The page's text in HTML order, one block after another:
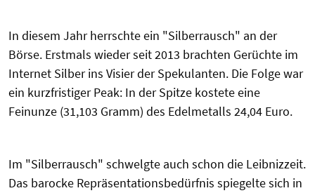
In diesem Jahr herrschte ein "Silberrausch" an der
Börse. Erstmals wieder seit 2013 brachten Gerüchte im
Internet Silber ins Visier der Spekulanten. Die Folge war
ein kurzfristiger Peak: In der Spitze kostete eine
Feinunze (31,103 Gramm) des Edelmetalls 24,04 Euro.
Im "Silberrausch" schwelgte auch schon die Leibnizzeit.
Das barocke Repräsentationsbedürfnis spiegelte sich in